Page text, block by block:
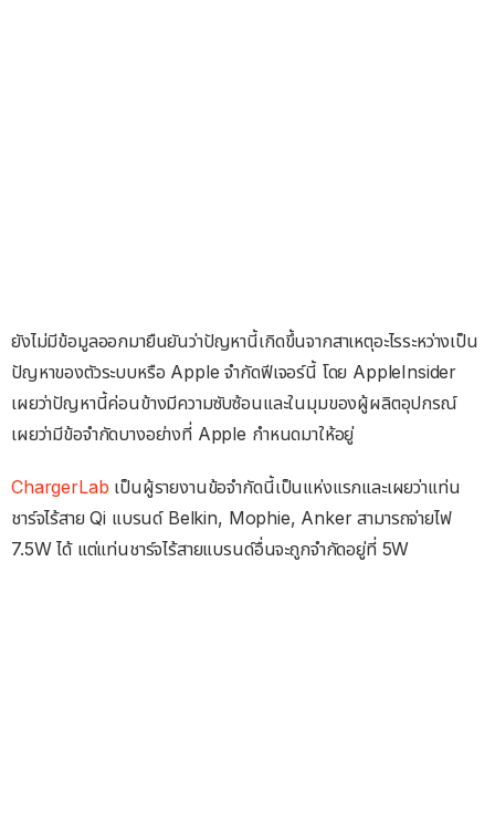
ยังไม่มีข้อมูลออกมายืนยันว่าปัญหานี้เกิดขึ้นจากสาเหตุอะไรระหว่างเป็น
ปัญหาของตัวระบบหรือ Apple จำกัดฟีเจอร์นี้ โดย AppleInsider
เผยว่าปัญหานี้ค่อนข้างมีความซับซ้อนและในมุมของผู้ผลิตอุปกรณ์
เผยว่ามีข้อจำกัดบางอย่างที่ Apple กำหนดมาให้อยู่
ChargerLab เป็นผู้รายงานข้อจำกัดนี้เป็นแห่งแรกและเผยว่าแท่น
ชาร์จไร้สาย Qi แบรนด์ Belkin, Mophie, Anker สามารถจ่ายไฟ
7.5W ได้ แต่แท่นชาร์จไร้สายแบรนด์อื่นจะถูกจำกัดอยู่ที่ 5W